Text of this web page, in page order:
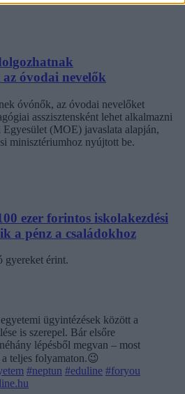
óvodai nevelők
óvónők, az óvodai nevelőket
asszisztensként lehet alkalmazni
(MOE) javaslata alapján,
minisztériumhoz nyújtott be.
ezer forintos iskolakezdési
a pénz a családokhoz
gyereket érint.
ügyintézések között a
is szerepel. Bár elsőre
lépésből megvan – most
teljes folyamaton.😉
#neptun #eduline #foryou